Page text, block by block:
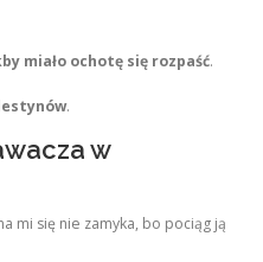
miało ochotę się rozpaść.
.
w
mi się nie zamyka, bo pociąg ją